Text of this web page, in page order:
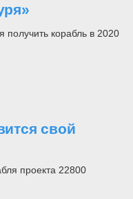
получить корабль в 2020
свой
проекта 22800